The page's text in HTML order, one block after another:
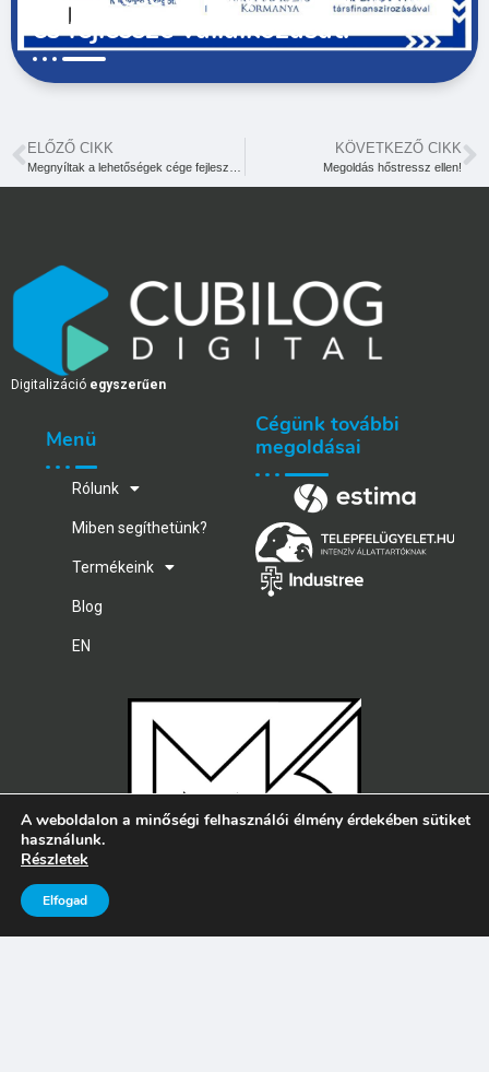
és fejlessze vállalkozását!
ELŐZŐ CIKK KÖVETKEZŐ CIKK
Megoldás hőstressz ellen!
Digitalizáció egyszerűen
Menü
Rólunk
Miben segíthetünk?
Termékeink
Blog
EN
Cégünk további
megoldásai
A weboldalon a minőségi felhasználói élmény érdekében sütiket
használunk.
Részletek
Elfogad